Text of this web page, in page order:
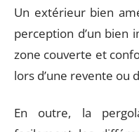
Un extérieur bien
perception d’un bien
zone couverte et
lors d’une revente ou
En outre, la